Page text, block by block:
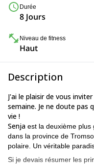
Durée
8 Jours
Niveau de fitness
Haut
Description
J'ai le plaisir de vous
semaine. Je ne doute pas
vie !
Senja est la deuxième plus
dans la province de
polaire. Un véritable
Si je devais résumer les